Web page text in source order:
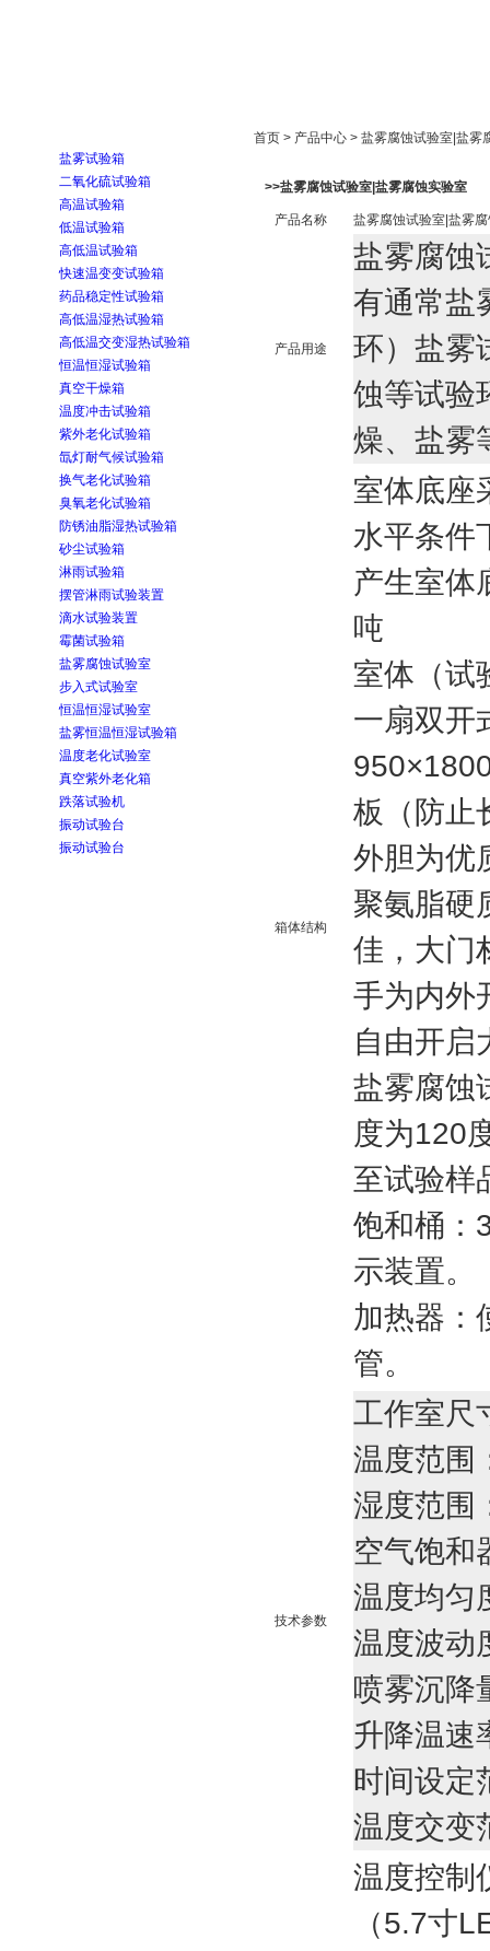
盐雾试验箱
二氧化硫试验箱
高温试验箱
低温试验箱
高低温试验箱
快速温变变试验箱
药品稳定性试验箱
高低温湿热试验箱
高低温交变湿热试验箱
恒温恒湿试验箱
真空干燥箱
温度冲击试验箱
紫外老化试验箱
氙灯耐气候试验箱
换气老化试验箱
臭氧老化试验箱
防锈油脂湿热试验箱
砂尘试验箱
淋雨试验箱
摆管淋雨试验装置
滴水试验装置
霉菌试验箱
盐雾腐蚀试验室
步入式试验室
恒温恒湿试验室
盐雾恒温恒湿试验箱
温度老化试验室
真空紫外老化箱
跌落试验机
振动试验台
振动试验台
首页 > 产品中心 > 盐雾腐蚀试验室|盐雾
>>盐雾腐蚀试验室|盐雾腐蚀实验室
产品名称 盐雾腐蚀试验室|盐雾
产品用途
盐雾腐蚀
有通常盐
环）盐雾
蚀等试验
燥、盐雾
箱体结构
室体底座
水平条件
产生室体
吨
室体（试
一扇双开
板（防止
外胆为优
聚氨脂硬
佳，大门
手为内外
自由开启
盐雾腐蚀
度为120
至试验样
饱和桶：
示装置。
加热器：
管。
技术参数
工作室尺
温度范围
湿度范围
空气饱
温度均
温度波
喷雾沉降
升降温速
时间设定
温度交
温度控制
（5.7寸